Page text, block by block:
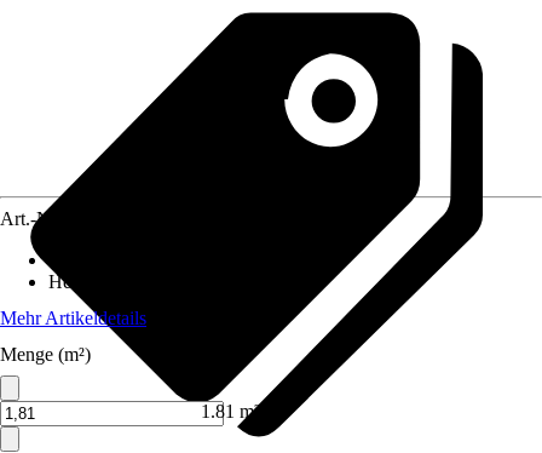
Art.-Nr.
Herkunftsland
Mehr Artikeldetails
Menge (m²)
1.81 m²